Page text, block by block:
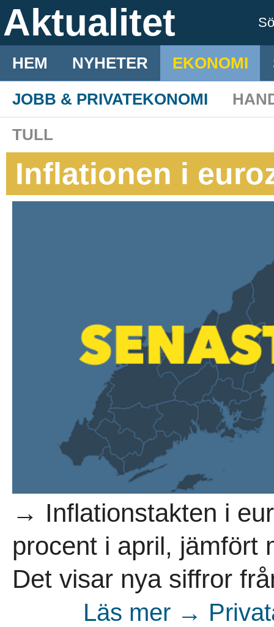
Aktualitet
HEM NYHETER EKONOMI
JOBB & PRIVATEKONOMI
TULL
Inflationen i
→ Inflationstakten i
procent i april, jämfört
Det visar nya siffror
Läs mer →